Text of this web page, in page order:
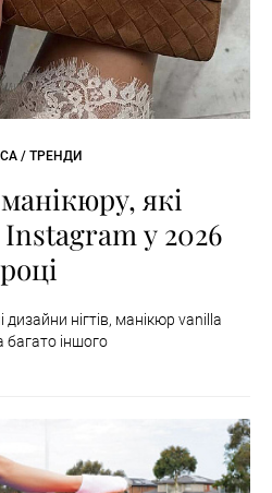
/ ТРЕНДИ
які
у 2026
році
дизайни нігтів, манікюр vanilla
багато іншого